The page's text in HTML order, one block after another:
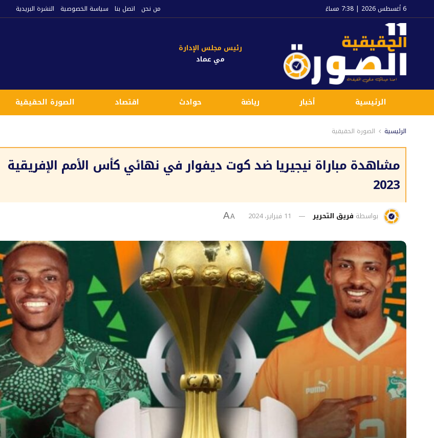
6 أغسطس 2026 | 7:38 مساءً من نحن اتصل بنا سياسة الخصوصية النشرة البريدية
رئيس مجلس الإدارة
مي عماد
الرئيسية أخبار رياضة حوادث اقتصاد الصورة الحقيقية
الرئيسية الصورة الحقيقية
مشاهدة مباراة نيجيريا ضد كوت ديفوار في نهائي كأس الأمم الإفريقية
2023
بواسطة فريق التحرير 11 فبراير، 2024 A
A